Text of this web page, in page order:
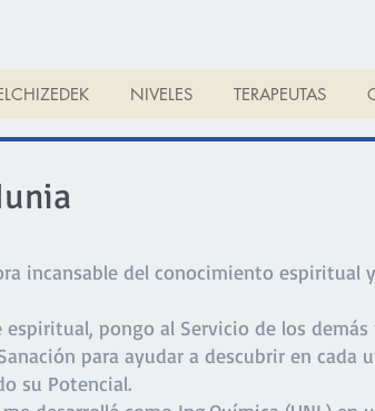
NIVELES TERAPEUTAS
incansable del conocimiento espiritual
espiritual, pongo al Servicio de los
para ayudar a descubrir en cada
su Potencial.